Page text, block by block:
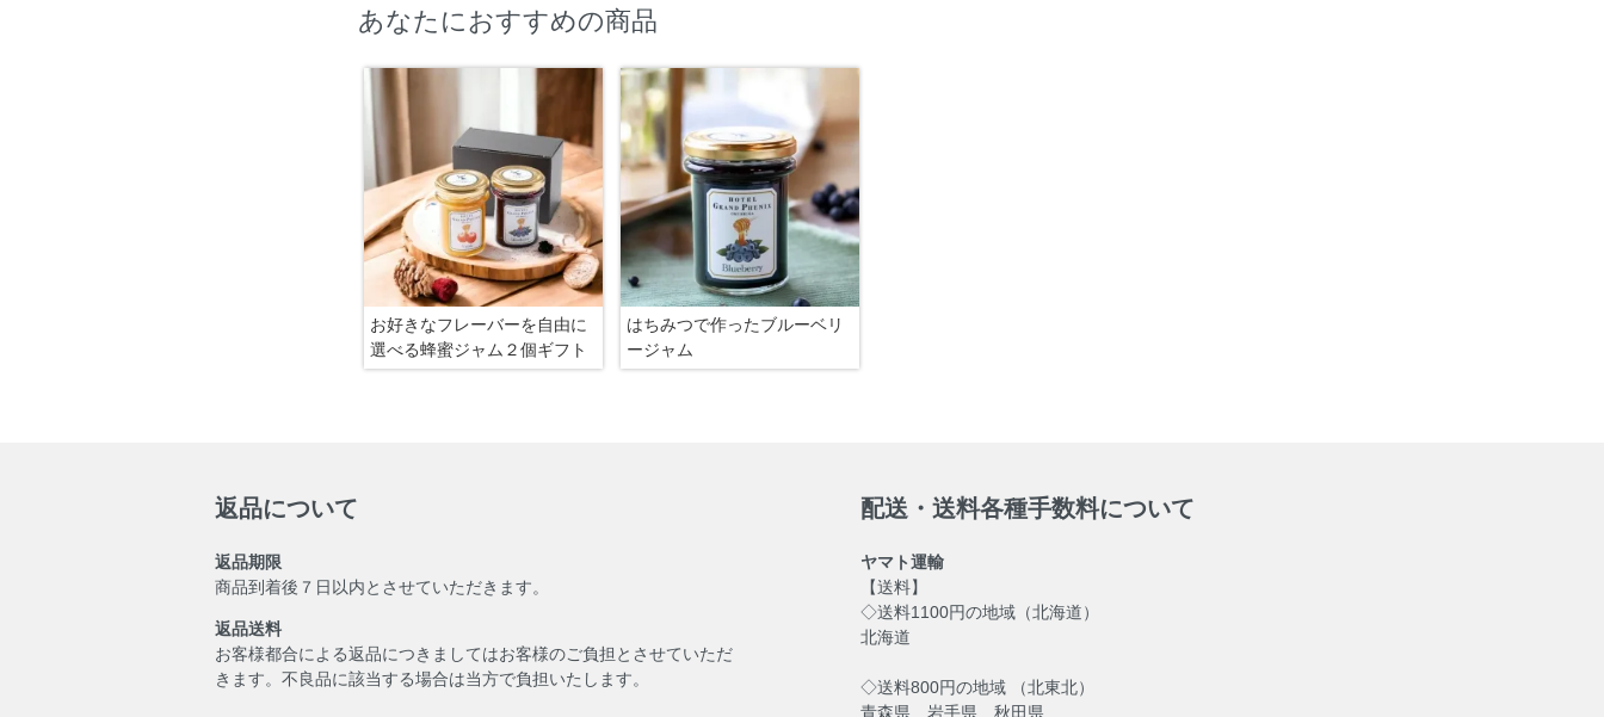
あなたにおすすめの商品
お好きなフレーバーを自由に
選べる蜂蜜ジャム２個ギフト
はちみつで作ったブルーベリ
ージャム
返品について
返品期限
商品到着後７日以内とさせていただきます。
返品送料
お客様都合による返品につきましてはお客様のご負担とさせていただ
きます。不良品に該当する場合は当方で負担いたします。
配送・送料各種手数料について
ヤマト運輸
【送料】
◇送料1100円の地域（北海道）
北海道
◇送料800円の地域 （北東北）
青森県 岩手県 秋田県